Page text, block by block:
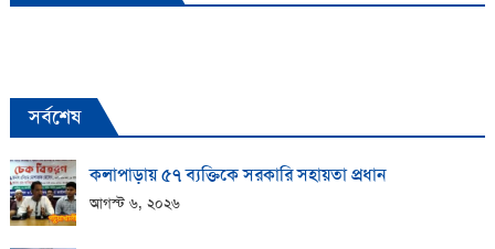
সর্বশেষ
কলাপাড়ায় ​৫৭ ব্যক্তিকে সরকারি সহায়তা প্রধান
আগস্ট ৬, ২০২৬